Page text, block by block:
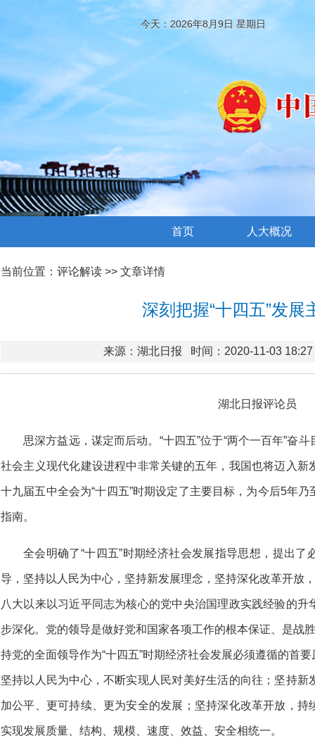
今天：2026年8月9日 星期日
首页 人大概况
当前位置： 评论解读 >> 文章详情
深刻把握“十四五”发展
来源：湖北日报 时间：2020-11-03 18:27
湖北日报评论员
思深方益远，谋定而后动。“十四五”位于“两个一百年”奋
社会主义现代化建设进程中非常关键的五年，我国也将迈入
十九届五中全会为“十四五”时期设定了主要目标，为今后5年
指南。
全会明确了“十四五”时期经济社会发展指导思想，提出
导，坚持以人民为中心，坚持新发展理念，坚持深化改革开放
八大以来以习近平同志为核心的党中央治国理政实践经验的
步深化。党的领导是做好党和国家各项工作的根本保证、是战
持党的全面领导作为“十四五”时期经济社会发展必须遵循的首
坚持以人民为中心，不断实现人民对美好生活的向往；坚持
加公平、更可持续、更为安全的发展；坚持深化改革开放，
实现发展质量、结构、规模、速度、效益、安全相统一。